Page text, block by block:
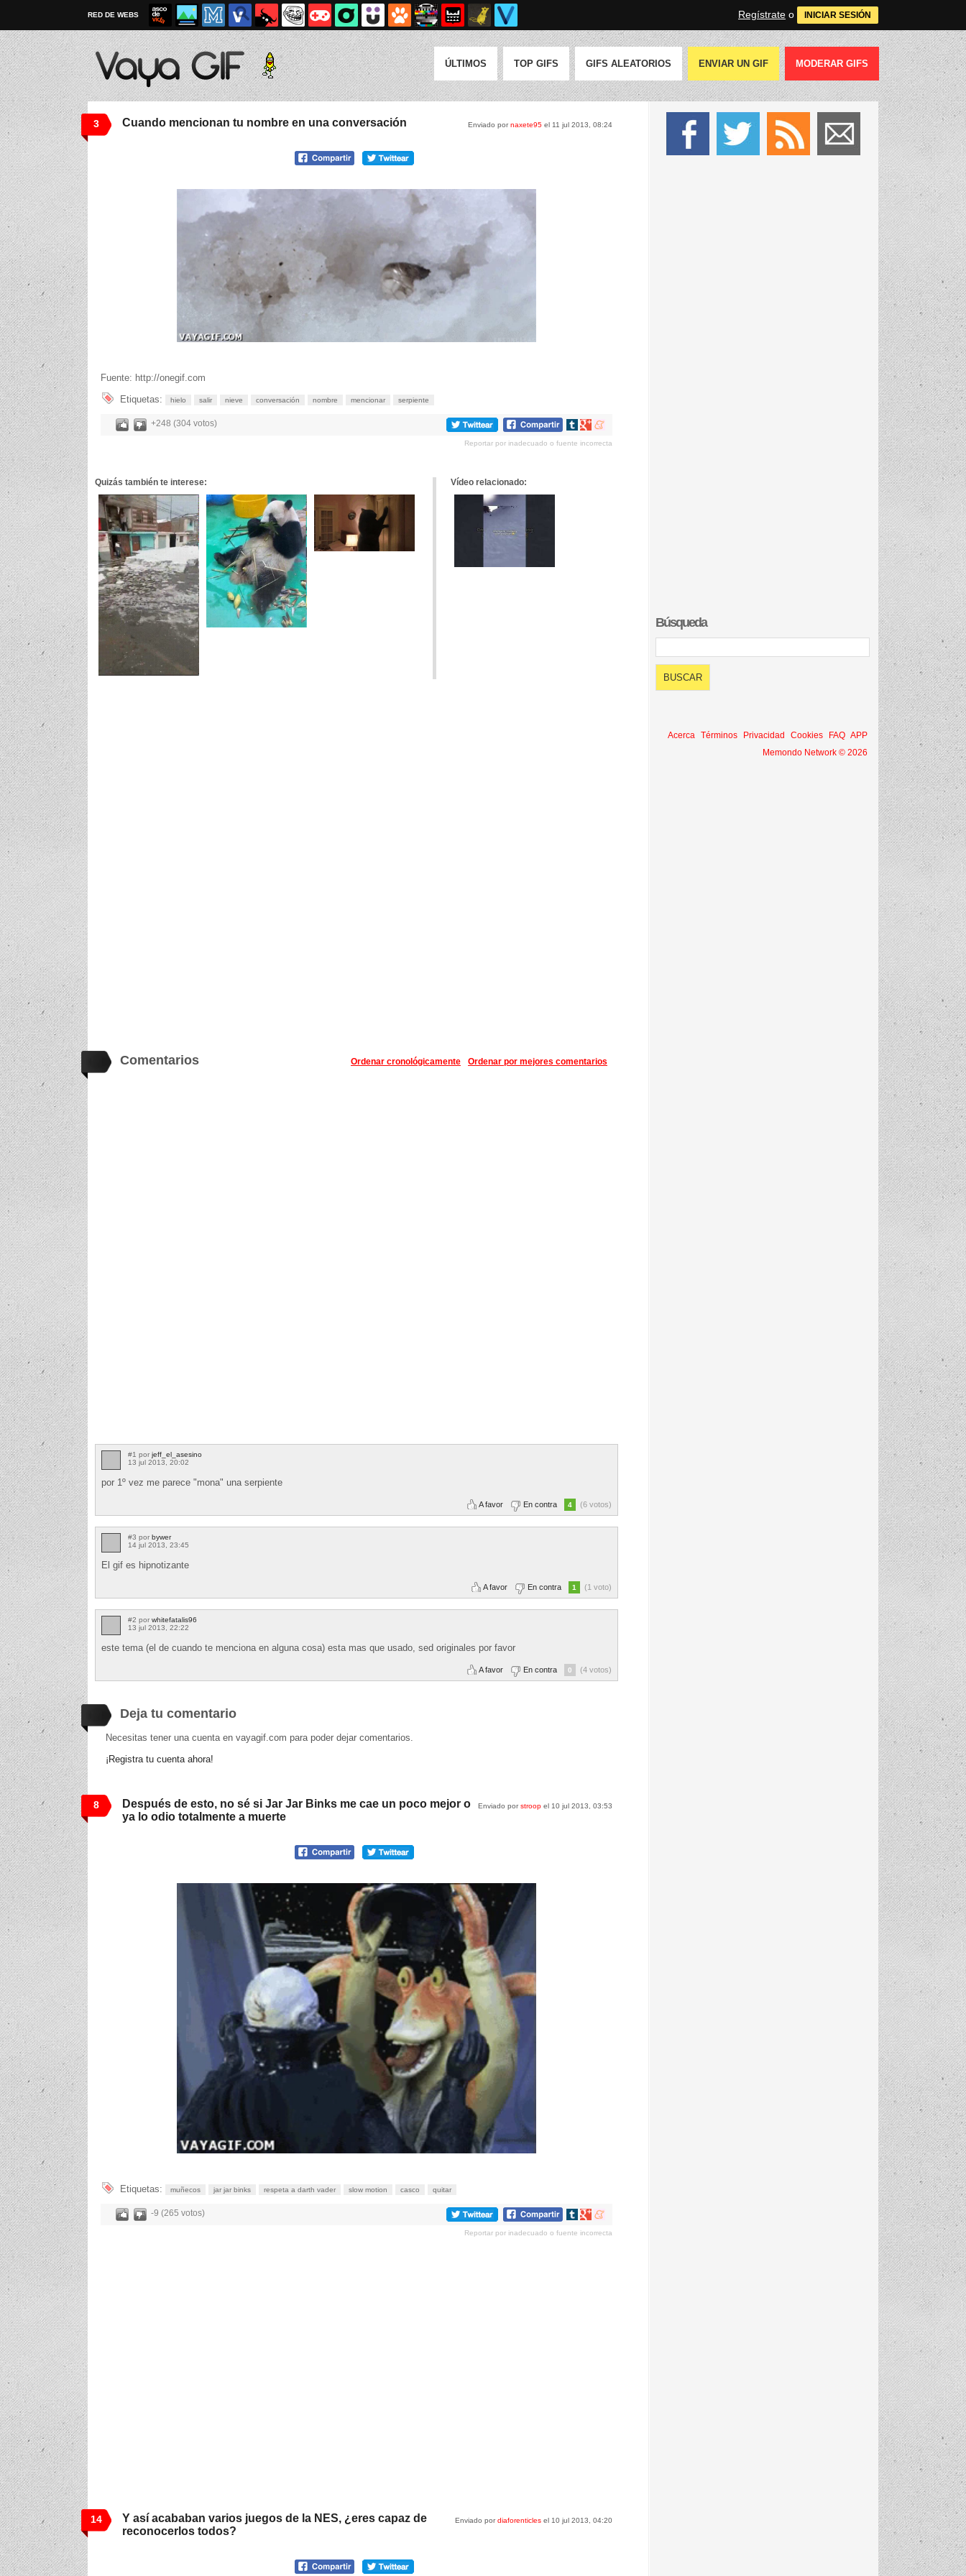
RED DE WEBS Regístrate o INICIAR SESIÓN
ÚLTIMOS TOP GIFS GIFS ALEATORIOS ENVIAR UN GIF MODERAR GIFS
3 Enviado pornaxete95 el 11 jul 2013, 08:24
Cuando mencionan tu nombre en una conversación
Fuente: http://onegif.com
Etiquetas:
hielo salir nieve conversación nombre mencionar serpiente
+248 (304 votos)
Compartir
tumblr
Compartir
Google+
Compartir
meneame
Reportar por inadecuado o fuente incorrecta
Quizás también te interese: Vídeo relacionado:
Comentarios Ordenar por mejores comentarios
Ordenar cronológicamente
#1 por jeff_el_asesino
13 jul 2013, 20:02
por 1º vez me parece "mona" una serpiente
A favor En contra 4 (6 votos)
#3 por bywer
14 jul 2013, 23:45
El gif es hipnotizante
A favor En contra 1 (1 voto)
#2 por whitefatalis96
13 jul 2013, 22:22
este tema (el de cuando te menciona en alguna cosa) esta mas que usado, sed originales por favor
A favor En contra 0 (4 votos)
Deja tu comentario
Necesitas tener una cuenta en vayagif.com para poder dejar comentarios.
¡Registra tu cuenta ahora!
8 Enviado porstroop el 10 jul 2013, 03:53
Después de esto, no sé si Jar Jar Binks me cae un poco mejor o
ya lo odio totalmente a muerte
Etiquetas: muñecos jar jar binks respeta a darth vader slow motion casco quitar
-9 (265 votos)
Compartir
tumblr
Compartir
Google+
Compartir
meneame
Reportar por inadecuado o fuente incorrecta
14 Enviado pordiaforenticles el 10 jul 2013, 04:20
Y así acababan varios juegos de la NES, ¿eres capaz de
reconocerlos todos?
Búsqueda
Acerca Términos Privacidad Cookies FAQ APP
Memondo Network © 2026